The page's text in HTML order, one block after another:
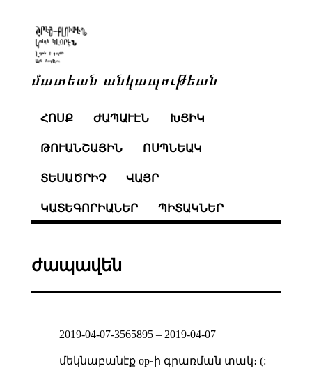
մատեան անկապութեան
ՀՈՍՔ ԺԱՊԱՒԷՆ ԽՑԻԿ
ԹՈՒԱՆՇԱՅԻՆ ՈՍՊՆԵԱԿ
ՏԵՍԱԾՐԻՉ ՎԱՅՐ
ԿԱՏԵԳՈՐԻԱՆԵՐ ՊԻՏԱԿՆԵՐ
ժապավեն
2019-04-07-3565895– 2019-04-07
մեկնաբանէք op֊ի գրառման տակ։ (: